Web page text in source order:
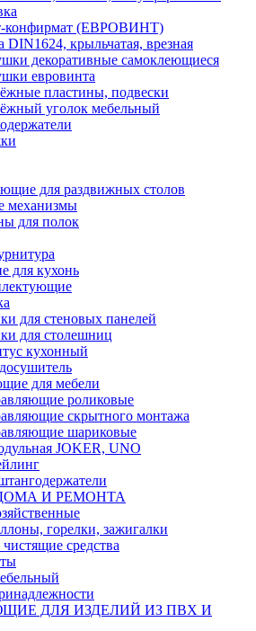
конфирмат (ЕВРОВИНТ)
DIN1624, крыльчатая, врезная
декоративные самоклеющиеся
евровинта
пластины, подвески
уголок мебельный
для раздвижных столов
механизмы
для полок
для кухонь
для стеновых панелей
для столешниц
кухонный
для мебели
роликовые
скрытного монтажа
шариковые
JOKER, UNO
И РЕМОНТА
горелки, зажигалки
средства
ДЛЯ ИЗДЕЛИЙ ИЗ ПВХ И